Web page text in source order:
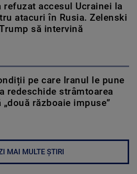
refuzat accesul Ucrainei la
atacuri în Rusia. Zelenski
să intervină
pe care Iranul le pune
redeschide strâmtoarea
„două războaie impuse”
MAI MULTE ȘTIRI